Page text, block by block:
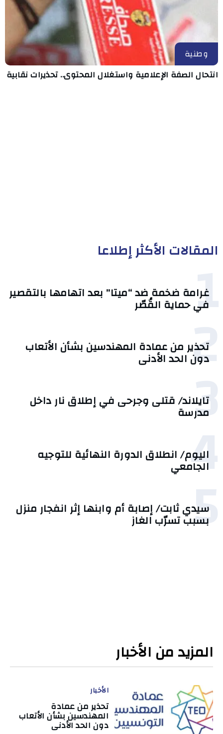
وطنية
انتحال الصفة الإعلامية واستغلال المحتوى.. تحذيرات نقابية
المقالات الأكثر إطلاعا
1
غرامة ضخمة ضد “ميتا” بعد اتهامها بالتقصير
في حماية القُصّر
2
تحذير من عمادة المهندسين بشأن الأتعاب
دون الحد الأدنى
3
تايلاند/ قتلى وجرحى في إطلاق نار داخل
مدرسة
4
اليوم/ انطلاق الدورة النهائية للتوجيه
الجامعي
5
سيدي ثابت/ إصابة أم وابنها إثر انفجار منزل
بسبب تسرّب الغاز
المزيد من الأخبار
الأخبار
تحذير من عمادة
المهندسين بشأن الأتعاب
دون الحد الأدنى